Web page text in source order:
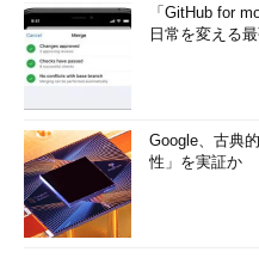
「GitHub for
日常を変える
Google、古典
性」を実証か